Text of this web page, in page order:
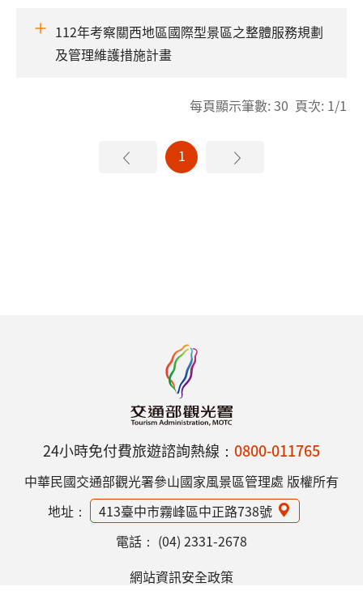
112年考察關西地區國際型景區之整體服務規劃
及管理維護措施計畫
每頁顯示筆數: 30 頁次: 1/1
1
24小時免付費旅遊諮詢熱線： 0800-011765
中華民國交通部觀光署參山國家風景區管理處 版權所有
地址：
413臺中市霧峰區中正路738號
電話： (04) 2331-2678
網站資訊安全政策